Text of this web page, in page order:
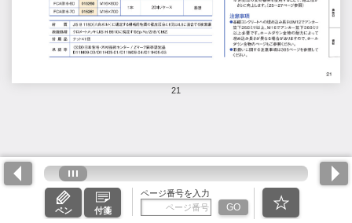
21
ペン 付箋
ページ番号を入力
GO